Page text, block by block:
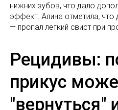
нижних зубов, что дало
эффект. Алина отметила,
— пропал легкий свист при
Рецидивы:
прикус
"вернуться"